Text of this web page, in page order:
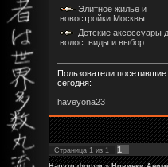
Элитное жилье и
новостройки Москвы
Детские аксессуары
волос: виды и выбор
Пользователи
сегодня:
haveyona23
Страница 1 из 1 1